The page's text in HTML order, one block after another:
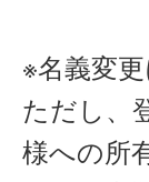
※名義変
ただし、
様への所